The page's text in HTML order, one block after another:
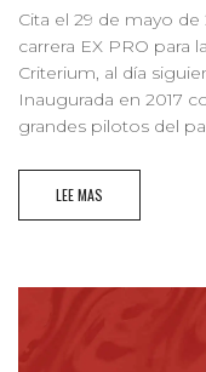
Cita el 29 de mayo de
carrera EX PRO para
Criterium, al día
Inaugurada en 2017
grandes pilotos del
LEE MAS